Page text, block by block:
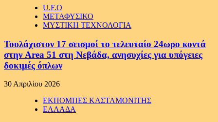
U.F.O
ΜΕΤΑΦΥΣΙΚΟ
ΜΥΣΤΙΚΗ ΤΕΧΝΟΛΟΓΙΑ
Τουλάχιστον 17 σεισμοί το τελευταίο 24ωρο κοντά
στην Area 51 στη Νεβάδα, ανησυχίες για υπόγειες
δοκιμές όπλων
30 Απριλίου 2026
ΕΚΠΟΜΠΕΣ ΚΑΣΤΑΜΟΝΙΤΗΣ
ΕΛΛΑΔΑ